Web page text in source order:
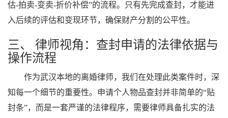
估-拍卖-变卖-折价补偿”的流程。只有先完成查封，才能进
入后续的评估和变现环节，确保财产分割的公平性。
三、 律师视角：查封申请的法律依据与
操作流程
作为武汉本地的离婚律师，我们在处理此类案件时，深
知每一个细节的重要性。申请个人物品查封并非简单的“贴
封条”，而是一套严谨的法律程序，需要律师具备扎实的法